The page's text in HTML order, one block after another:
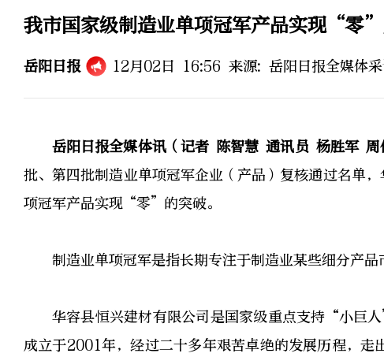
我市国家级制造业单项冠军产品实现“零
岳阳日报 12月02日 16:56 来源: 岳阳日报全媒体
岳阳日报全媒体讯（记者 陈智慧 通讯员 杨胜军 周
批、第四批制造业单项冠军企业（产品）复核通过名单
项冠军产品实现“零”的突破。
制造业单项冠军是指长期专注于制造业某些细分产
华容县恒兴建材有限公司是国家级重点支持“小巨
成立于2001年，经过二十多年艰苦卓绝的发展历程，